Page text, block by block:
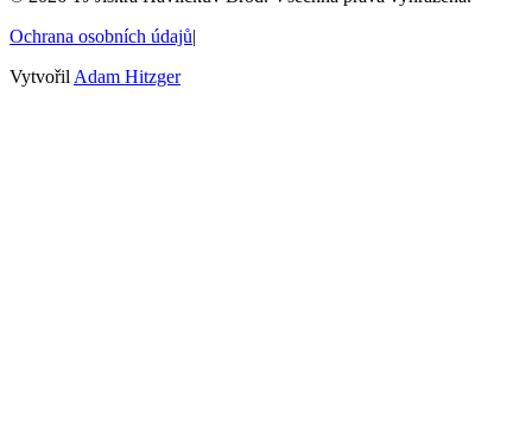
Ochrana osobních údajů|
Vytvořil Adam Hitzger